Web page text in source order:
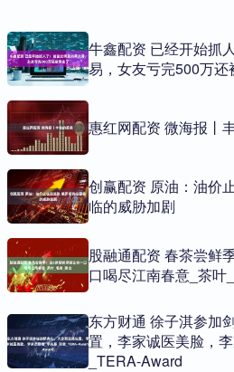
牛鑫配资 已经开始抓
易，女友亏完500万还
惠红网配资 微海报丨
创赢配资 原油：油价
临的威胁加剧
股融通配资 春茶尝鲜
口喝尽江南春意_茶叶
东方财通 徐子淇参加
置，李家诚医美脸，
_TERA-Award